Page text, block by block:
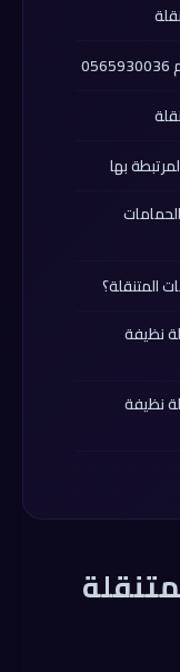
بها
المتنقلة؟
نظيفة
نظيفة